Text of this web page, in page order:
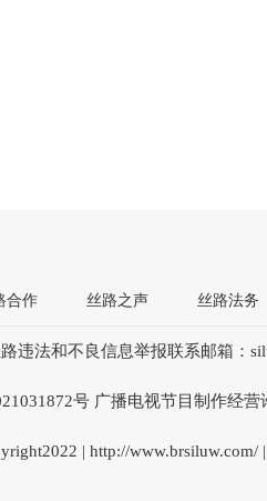
合作 丝路之声 丝路法务
违法和不良信息举报联系邮箱：
号 广播电视节目制作经
| http://www.brsiluw.com/